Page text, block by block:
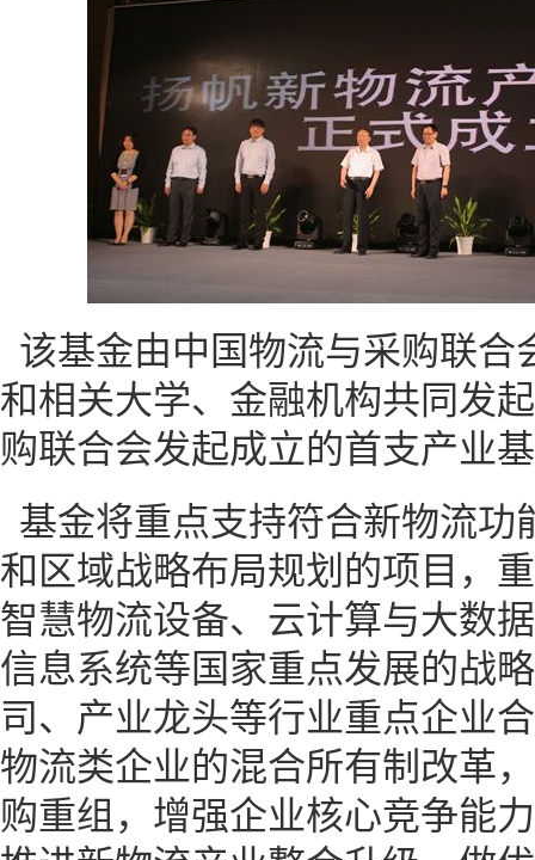
该基金由中国物流与采购联合
和相关大学、金融机构共同发
购联合会发起成立的首支产业
基金将重点支持符合新物流功
和区域战略布局规划的项目，
智慧物流设备、云计算与大数
信息系统等国家重点发展的战
司、产业龙头等行业重点企业
物流类企业的混合所有制改革
购重组，增强企业核心竞争能